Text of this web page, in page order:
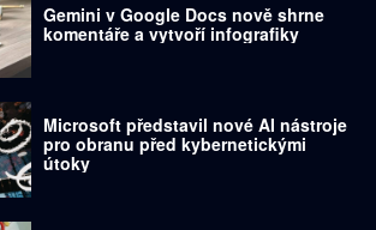
Gemini v Google Docs nově shrne
komentáře a vytvoří infografiky
Microsoft představil nové AI nástroje
pro obranu před kybernetickými
útoky